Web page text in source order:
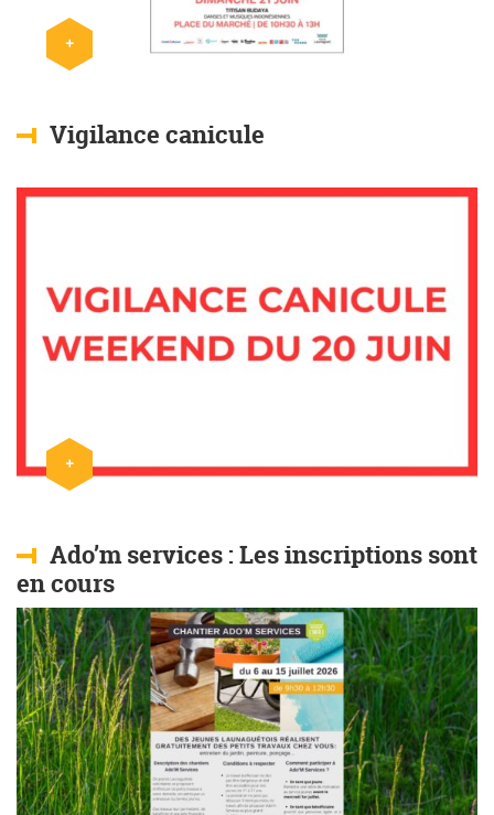
+ Lire l'article
Vigilance canicule
+ Lire l'article
Ado’m services : Les inscriptions sont
en cours